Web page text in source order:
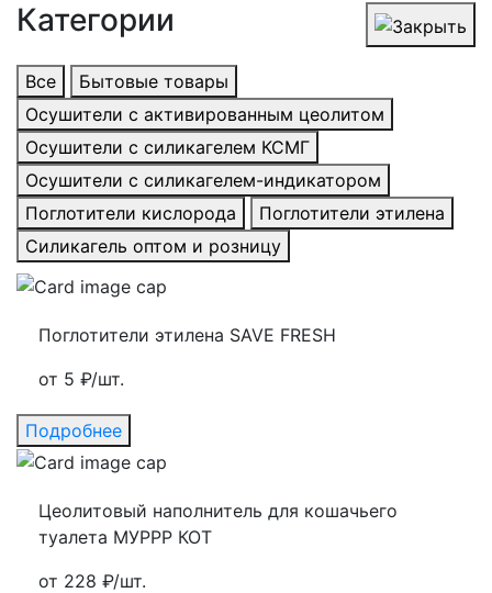
Категории
Все
Бытовые товары
Осушители с активированным цеолитом
Осушители с силикагелем КСМГ
Осушители с силикагелем-индикатором
Поглотители кислорода
Поглотители этилена
Силикагель оптом и розницу
Поглотители этилена SAVE FRESH
от 5 ₽/шт.
Подробнее
Цеолитовый наполнитель для кошачьего
туалета МУРРР КОТ
от 228 ₽/шт.